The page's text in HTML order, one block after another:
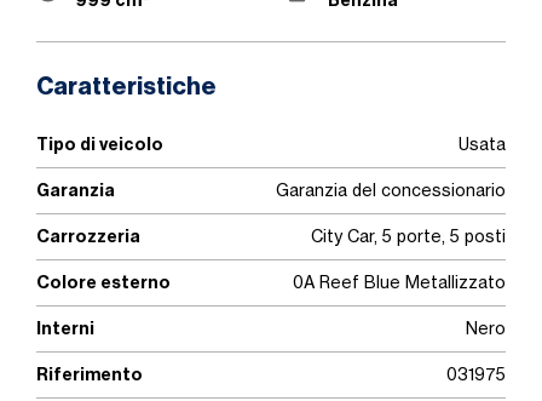
Caratteristiche
Tipo di veicolo Usata
Garanzia Garanzia del concessionario
Carrozzeria City Car, 5 porte, 5 posti
Colore esterno 0A Reef Blue Metallizzato
Interni Nero
Riferimento 031975